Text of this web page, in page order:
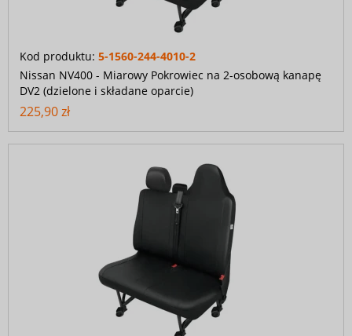
Kod produktu: 5-1560-244-4010-2
Nissan NV400 - Miarowy Pokrowiec na 2-osobową kanapę
DV2 (dzielone i składane oparcie)
225,90 zł